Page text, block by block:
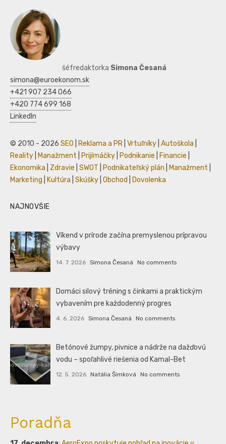
šéfredaktorka Simona Česaná
simona@euroekonom.sk
+421 907 234 066
+420 774 699 168
LinkedIn
© 2010 - 2026 SEO Reklama a PR Vrtuľníky Autoškola
Reality
Manažment Prijímáčky Podnikanie Financie
Ekonomika
Zdravie SWOT Podnikateľský plán Manažment
Marketing
Kultúra Skúšky Obchod Dovolenka
NAJNOVŠIE
Víkend v prírode začína premyslenou prípravou
výbavy
14. 7. 2026 Simona Česaná No comments
Domáci silový tréning s činkami a praktickým
vybavením pre každodenný progres
4. 6. 2026 Simona Česaná No comments
Betónové žumpy, pivnice a nádrže na dažďovú
vodu – spoľahlivé riešenia od Kamal-Bet
12. 5. 2026 Natália Šimková No comments
Poradňa